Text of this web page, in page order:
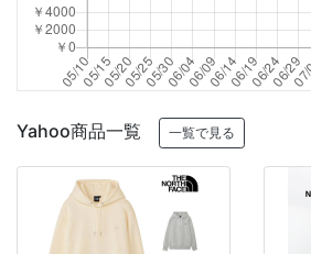
Yahoo商品一覧 一覧で見る